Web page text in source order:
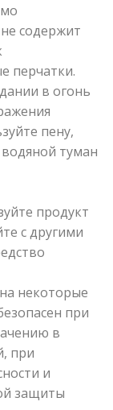
содержит
перчатки.
в огонь
пену,
туман
продукт
с другими
некоторые
при
в
при
и
защиты